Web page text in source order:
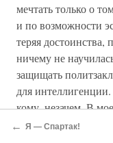
мечтать только о
и по возможности
теряя достоинства,
ничему не
защищать
для
кому, незачем. В
никто, кроме ДС,
← Я — Спартак!